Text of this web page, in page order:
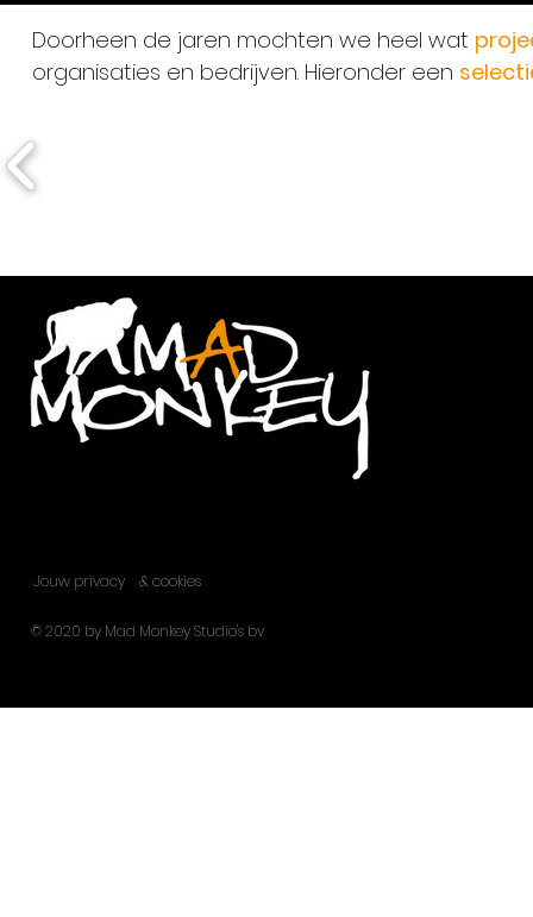
Doorheen de jaren mochten we heel wat
organisaties en bedrijven. Hieronder een
Jouw privacy & cookies
© 2020 by Mad Monkey Studio's bv